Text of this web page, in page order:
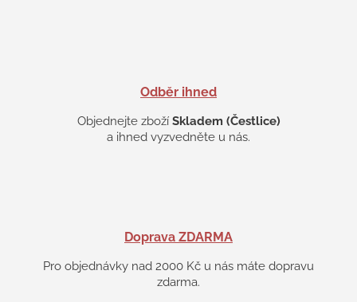
Odběr ihned
Objednejte zboží Skladem (Čestlice)
a ihned vyzvedněte u nás.
Doprava ZDARMA
Pro objednávky nad 2000 Kč u nás máte dopravu
zdarma.